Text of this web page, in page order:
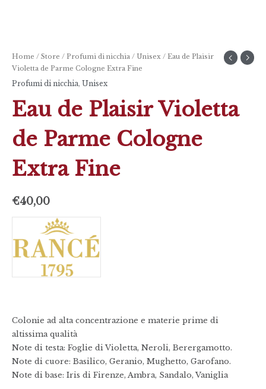
Home / Store / Profumi di nicchia / Unisex / Eau de Plaisir
Violetta de Parme Cologne Extra Fine
Profumi di nicchia, Unisex
Eau de Plaisir Violetta
de Parme Cologne
Extra Fine
€40,00
Colonie ad alta concentrazione e materie prime di
altissima qualità
Note di testa: Foglie di Violetta, Neroli, Berergamotto.
Note di cuore: Basilico, Geranio, Mughetto, Garofano.
Note di base: Iris di Firenze, Ambra, Sandalo, Vaniglia